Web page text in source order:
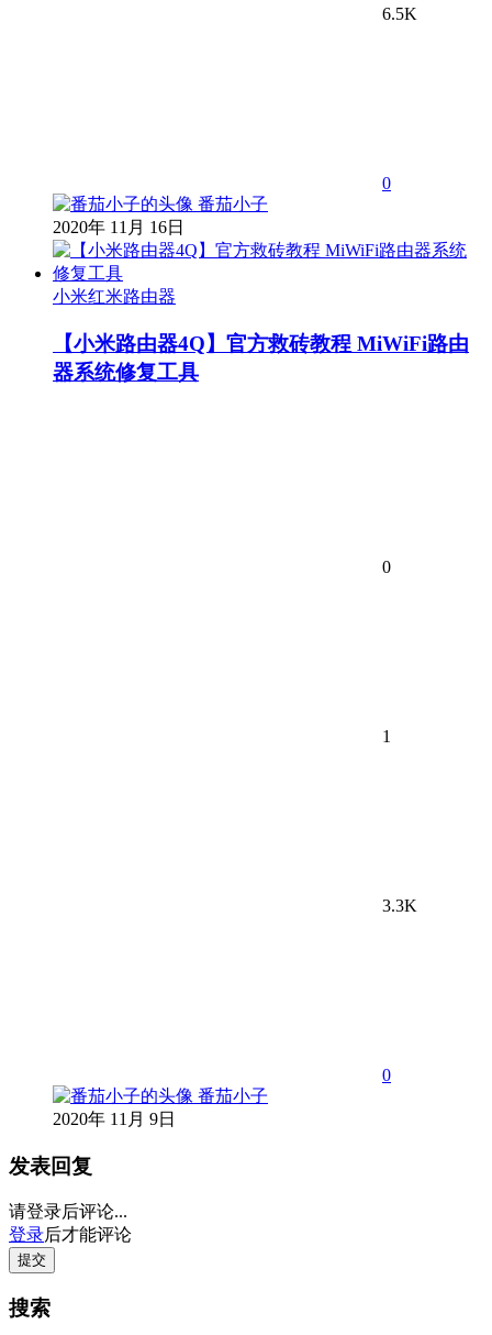
6.5K
0
番茄小子
2020年 11月 16日
小米红米路由器
【小米路由器4Q】官方救砖教程 MiWiFi路由
器系统修复工具
0
1
3.3K
0
番茄小子
2020年 11月 9日
发表回复
请登录后评论...
登录后才能评论
提交
搜索